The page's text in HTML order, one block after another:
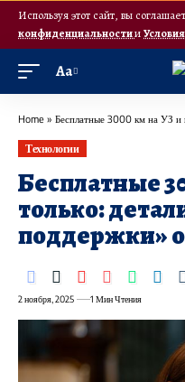
Используя этот сайт, вы
конфиденциальностии
Аа
Home » Бесплатные 3000 км на УЗ и не
Технологии
Бесплатные
только:
поддержки»
2 ноября, 2025 1 Мин Чтения